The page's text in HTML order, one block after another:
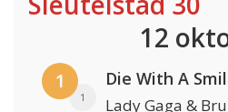
12
1
1
Die With A
Lady Gaga &